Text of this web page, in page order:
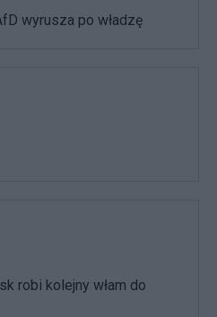
wyrusza po władzę
robi kolejny włam do